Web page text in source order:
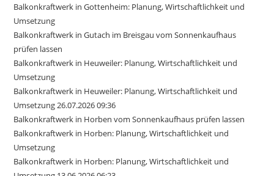
Balkonkraftwerk in Gottenheim: Planung, Wirtschaftlichkeit und
Umsetzung
Balkonkraftwerk in Gutach im Breisgau vom Sonnenkaufhaus
prüfen lassen
Balkonkraftwerk in Heuweiler: Planung, Wirtschaftlichkeit und
Umsetzung
Balkonkraftwerk in Heuweiler: Planung, Wirtschaftlichkeit und
Umsetzung 26.07.2026 09:36
Balkonkraftwerk in Horben vom Sonnenkaufhaus prüfen lassen
Balkonkraftwerk in Horben: Planung, Wirtschaftlichkeit und
Umsetzung
Balkonkraftwerk in Horben: Planung, Wirtschaftlichkeit und